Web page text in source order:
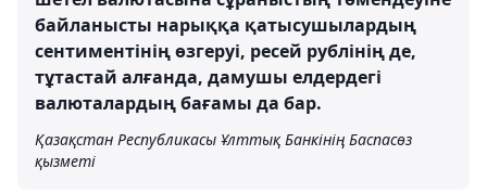
байланысты нарыққа қатысушылардың
сентиментінің өзгеруі, ресей рублінің де,
тұтастай алғанда, дамушы елдердегі
валюталардың бағамы да бар.
Қазақстан Республикасы Ұлттық Банкінің Баспасөз
қызметі